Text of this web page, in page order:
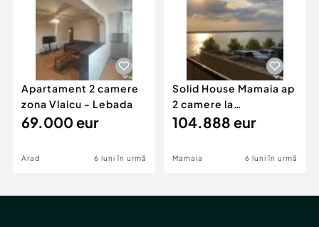
Apartament 2 camere
zona Vlaicu - Lebada
69.000 eur
Arad 6 luni în urmă
Solid House Mamaia ap
2 camere la
cheie,langa Mega
104.888 eur
Mamaia 6 luni în urmă